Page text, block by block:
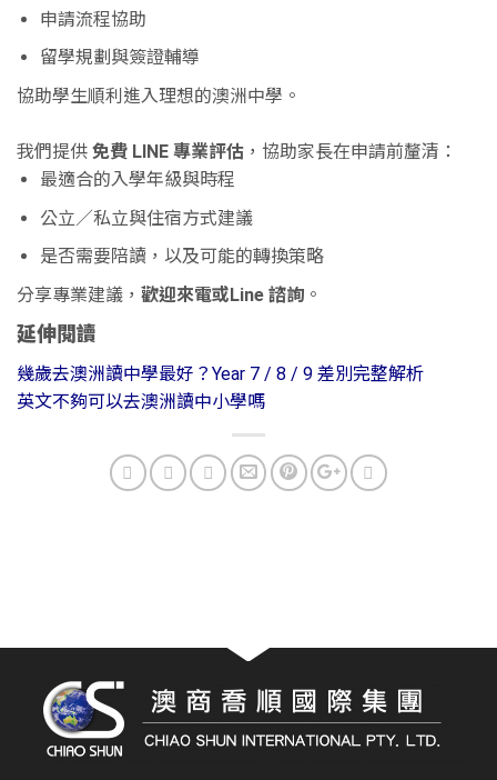
申請流程協助
留學規劃與簽證輔導
協助學生順利進入理想的澳洲中學。
我們提供 免費 LINE 專業評估 ，協助家長在申請前釐清：
最適合的入學年級與時程
公立／私立與住宿方式建議
是否需要陪讀，以及可能的轉換策略
分享專業建議， 歡迎來電或Line 諮詢 。
延伸閱讀
幾歲去澳洲讀中學最好？Year 7 / 8 / 9 差別完整解析
英文不夠可以去澳洲讀中小學嗎